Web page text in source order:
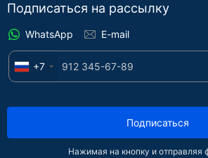
Подписаться на рассылку
WhatsApp E-mail
+7
Подписаться
Нажимая на кнопку и отправляя